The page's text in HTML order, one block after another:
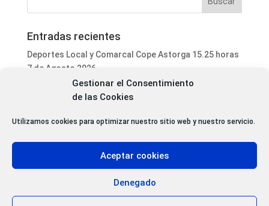
Gestionar el Consentimiento
de las Cookies
Utilizamos cookies para optimizar nuestro sitio web y nuestro servicio.
Aceptar cookies
Denegado
Entradas recientes
Deportes Local y Comarcal Cope Astorga 15.25 horas
7 de Agosto 2026
Informativo Mediodía Cope Astorga 14.20 horas 7 de
Agosto 2026
San Justo de la Vega acoge este fin de semana un
Programa Local Cope Astorga 7 de Agosto 2026
Abiertas las inscripciones para el XXVII Torneo de
Ajedrez de las Fiestas de Santa Marta